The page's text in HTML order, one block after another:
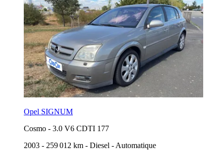
Opel SIGNUM
Cosmo - 3.0 V6 CDTI 177
2003 - 259 012 km - Diesel - Automatique